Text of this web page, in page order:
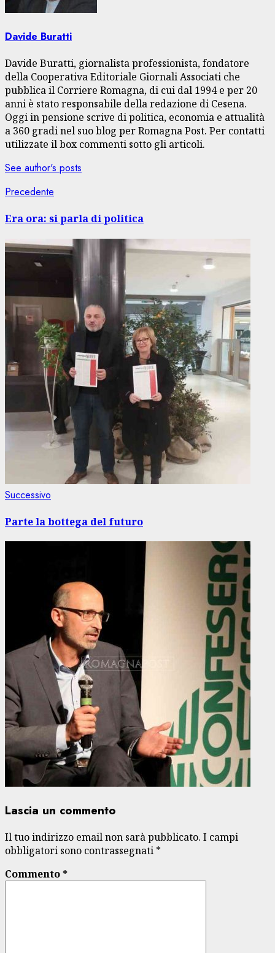
Davide Buratti
Davide Buratti, giornalista professionista, fondatore
della Cooperativa Editoriale Giornali Associati che
pubblica il Corriere Romagna, di cui dal 1994 e per 20
anni è stato responsabile della redazione di Cesena.
Oggi in pensione scrive di politica, economia e attualità
a 360 gradi nel suo blog per Romagna Post. Per contatti
utilizzate il box commenti sotto gli articoli.
See author's posts
Navigazione
articolo
Precedente
Era ora: si parla di politica
Successivo
Parte la bottega del futuro
Lascia un commento
Il tuo indirizzo email non sarà pubblicato. I campi
obbligatori sono contrassegnati *
Commento*